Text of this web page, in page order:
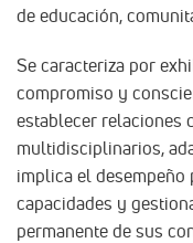
de educación,
Se caracteriza por
compromiso y
establecer relaciones
multidisciplinarios,
implica el
capacidades y
permanente de sus